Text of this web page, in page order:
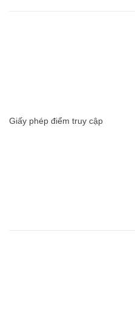
Giấy phép điểm truy cập